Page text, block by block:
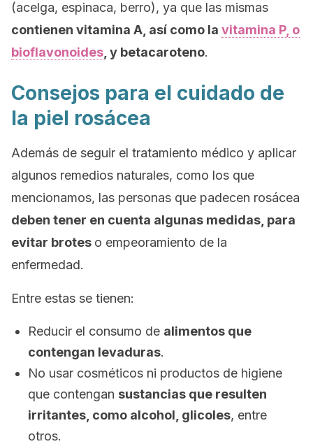
(acelga, espinaca, berro), ya que las mismas
contienen vitamina A, así como la vitamina P, o
bioflavonoides , y betacaroteno.
Consejos para el cuidado de
la piel rosácea
Además de seguir el tratamiento médico y aplicar
algunos remedios naturales, como los que
mencionamos, las personas que padecen rosácea
deben tener en cuenta algunas medidas, para
evitar brotes o empeoramiento de la
enfermedad.
Entre estas se tienen:
Reducir el consumo de alimentos que
contengan levaduras.
No usar cosméticos ni productos de higiene
que contengan sustancias que resulten
irritantes, como alcohol, glicoles, entre
otros.